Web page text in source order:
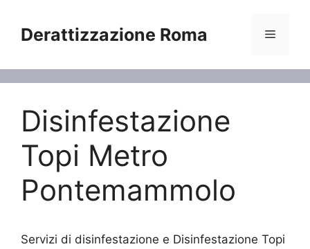
contenuto
Derattizzazione Roma Menu
Disinfestazione
Topi Metro
Pontemammolo
Servizi di disinfestazione e Disinfestazione Topi